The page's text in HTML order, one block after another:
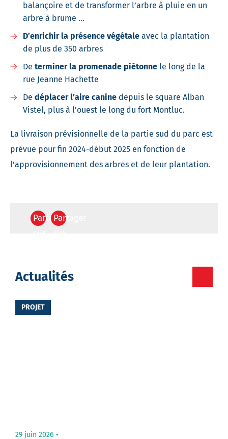
balançoire et de transformer l’arbre à pluie en un
arbre à brume …
D’enrichir la présence végétale avec la plantation
de plus de 350 arbres
De terminer la promenade piétonne le long de la
rue Jeanne Hachette
De déplacer l’aire canine depuis le square Alban
Vistel, plus à l’ouest le long du fort Montluc.
La livraison prévisionnelle de la partie sud du parc est
prévue pour fin 2024-début 2025 en fonction de
l’approvisionnement des arbres et de leur plantation.
PartagerPartager
destinataire
Votre
Actualités
PROJET
29 juin 2026